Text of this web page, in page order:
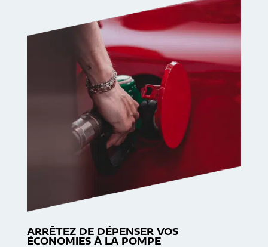
ARRÊTEZ DE DÉPENSER VOS
ÉCONOMIES À LA POMPE